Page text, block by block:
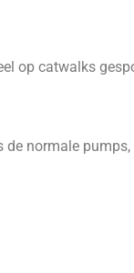
op catwalks
normale